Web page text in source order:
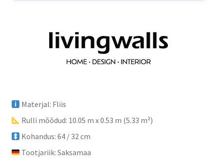
Materjal: Fliis
Rulli mõõdud: 10.05 m x 0.53 m (5.33 m²)
Kohandus: 64 / 32 cm
Tootjariik: Saksamaa